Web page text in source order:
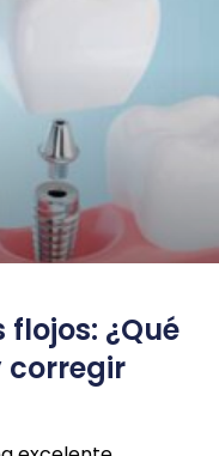
¿Qué
corregir